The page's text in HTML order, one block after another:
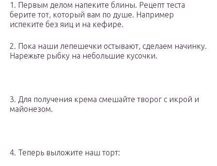
1. Первым делом напеките блины. Рецепт теста
берите тот, который вам по душе. Например
испеките без яиц и на кефире.
2. Пока наши лепешечки остывают, сделаем начинку.
Нарежьте рыбку на небольшие кусочки.
3. Для получения крема смешайте творог с икрой и
майонезом.
4. Теперь выложите наш торт: